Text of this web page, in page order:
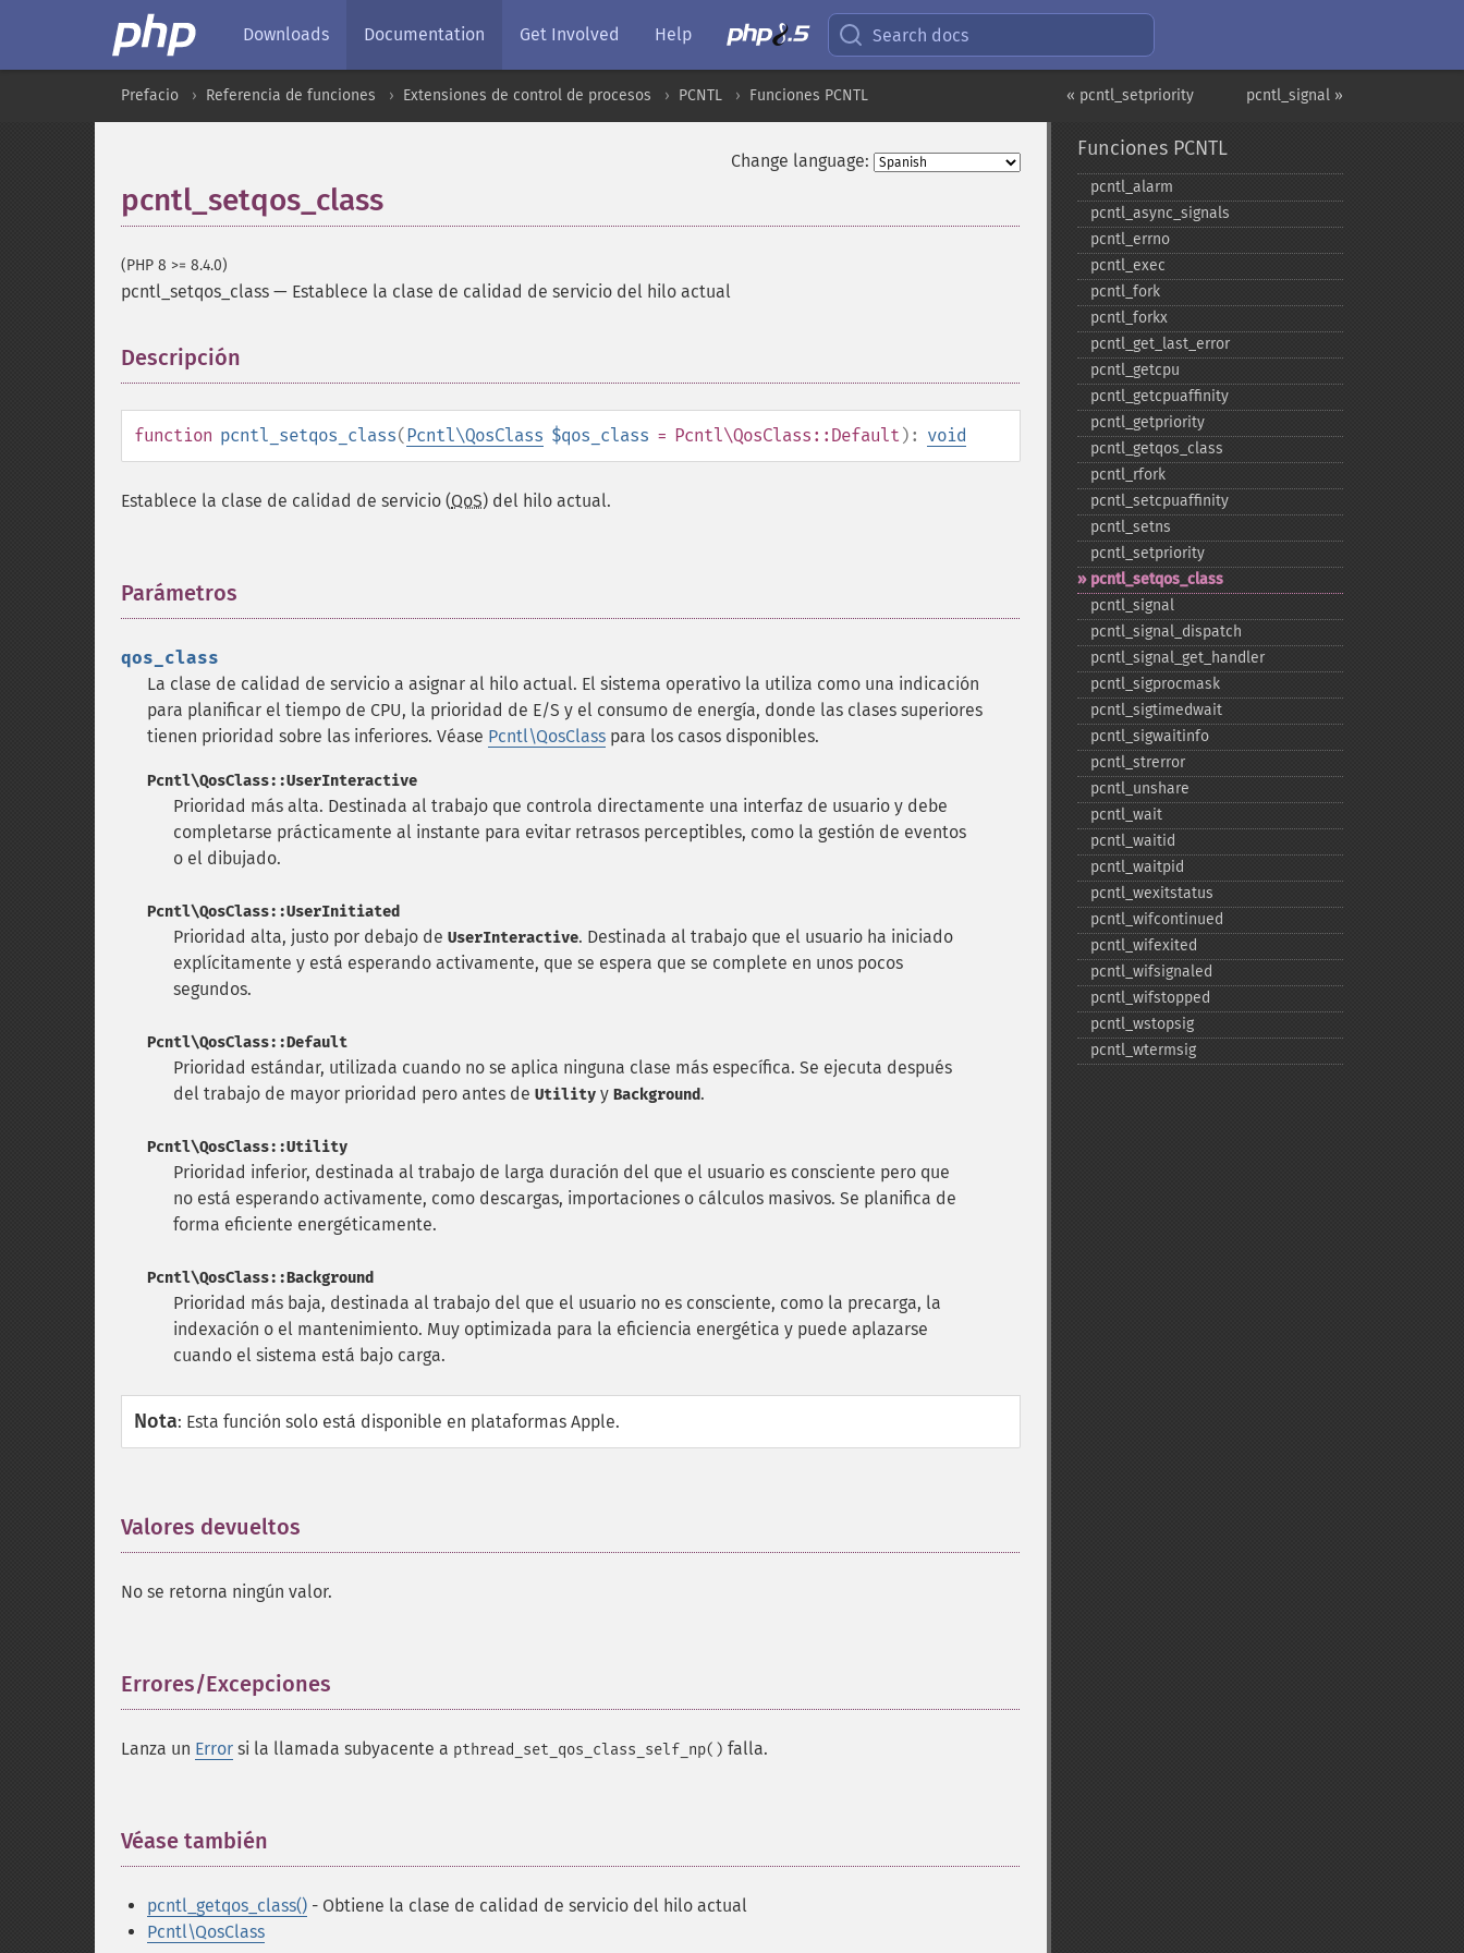
Downloads Documentation Get Involved Help Search docs
pcntl_signal »
« pcntl_setpriority
Prefacio Referencia de funciones Extensiones de control de procesos PCNTL Funciones PCNTL
Change language:
pcntl_setqos_class
(PHP 8 >= 8.4.0)
pcntl_setqos_class — Establece la clase de calidad de servicio del hilo actual
Descripción
function pcntl_setqos_class(Pcntl\QosClass $qos_class = Pcntl\QosClass::Default ): void
Establece la clase de calidad de servicio (QoS) del hilo actual.
Parámetros
qos_class
La clase de calidad de servicio a asignar al hilo actual. El sistema operativo la utiliza como una indicación
para planificar el tiempo de CPU, la prioridad de E/S y el consumo de energía, donde las clases superiores
tienen prioridad sobre las inferiores. Véase Pcntl\QosClass para los casos disponibles.
Pcntl\QosClass::UserInteractive
Prioridad más alta. Destinada al trabajo que controla directamente una interfaz de usuario y debe
completarse prácticamente al instante para evitar retrasos perceptibles, como la gestión de eventos
o el dibujado.
Pcntl\QosClass::UserInitiated
Prioridad alta, justo por debajo de UserInteractive. Destinada al trabajo que el usuario ha iniciado
explícitamente y está esperando activamente, que se espera que se complete en unos pocos
segundos.
Pcntl\QosClass::Default
Prioridad estándar, utilizada cuando no se aplica ninguna clase más específica. Se ejecuta después
del trabajo de mayor prioridad pero antes de Utility y Background.
Pcntl\QosClass::Utility
Prioridad inferior, destinada al trabajo de larga duración del que el usuario es consciente pero que
no está esperando activamente, como descargas, importaciones o cálculos masivos. Se planifica de
forma eficiente energéticamente.
Pcntl\QosClass::Background
Prioridad más baja, destinada al trabajo del que el usuario no es consciente, como la precarga, la
indexación o el mantenimiento. Muy optimizada para la eficiencia energética y puede aplazarse
cuando el sistema está bajo carga.
Nota: Esta función solo está disponible en plataformas Apple.
Valores devueltos
No se retorna ningún valor.
Errores/Excepciones
Lanza un Error si la llamada subyacente a pthread_set_qos_class_self_np() falla.
Véase también
pcntl_getqos_class() - Obtiene la clase de calidad de servicio del hilo actual
Pcntl\QosClass
Funciones PCNTL
pcntl_​alarm
pcntl_​async_​signals
pcntl_​errno
pcntl_​exec
pcntl_​fork
pcntl_​forkx
pcntl_​get_​last_​error
pcntl_​getcpu
pcntl_​getcpuaffinity
pcntl_​getpriority
pcntl_​getqos_​class
pcntl_​rfork
pcntl_​setcpuaffinity
pcntl_​setns
pcntl_​setpriority
pcntl_​setqos_​class
pcntl_​signal
pcntl_​signal_​dispatch
pcntl_​signal_​get_​handler
pcntl_​sigprocmask
pcntl_​sigtimedwait
pcntl_​sigwaitinfo
pcntl_​strerror
pcntl_​unshare
pcntl_​wait
pcntl_​waitid
pcntl_​waitpid
pcntl_​wexitstatus
pcntl_​wifcontinued
pcntl_​wifexited
pcntl_​wifsignaled
pcntl_​wifstopped
pcntl_​wstopsig
pcntl_​wtermsig